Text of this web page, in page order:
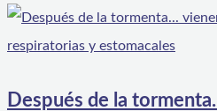
Después de la